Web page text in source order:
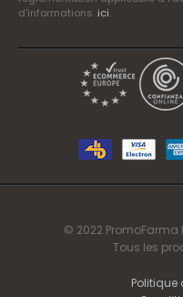
d'informations .ici.
© 2022 PromoFarma
Tous les